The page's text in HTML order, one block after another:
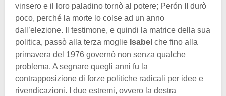
vinsero e il loro paladino tornò al potere; Perón II durò
poco, perché la morte lo colse ad un anno
dall’elezione. Il testimone, e quindi la matrice della sua
politica, passò alla terza moglie Isabel che fino alla
primavera del 1976 governò non senza qualche
problema. A segnare quegli anni fu la
contrapposizione di forze politiche radicali per idee e
rivendicazioni. I due estremi, ovvero la destra